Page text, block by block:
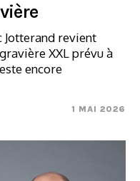
Jotterand revient
XXL prévu à
encore
1 MAI 2026